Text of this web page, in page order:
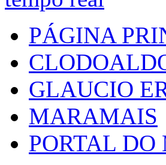
PÁGINA
GLAUCIO
MARAMAIS
PORTAL